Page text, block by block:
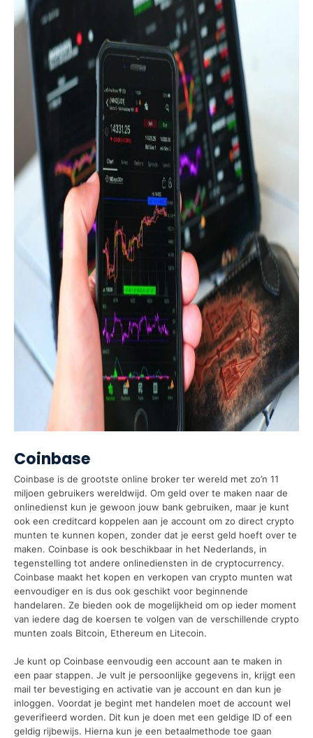
Coinbase
Coinbase is de grootste online broker ter wereld met zo’n 11
miljoen gebruikers wereldwijd. Om geld over te maken naar de
onlinedienst kun je gewoon jouw bank gebruiken, maar je kunt
ook een creditcard koppelen aan je account om zo direct crypto
munten te kunnen kopen, zonder dat je eerst geld hoeft over te
maken. Coinbase is ook beschikbaar in het Nederlands, in
tegenstelling tot andere onlinediensten in de cryptocurrency.
Coinbase maakt het kopen en verkopen van crypto munten wat
eenvoudiger en is dus ook geschikt voor beginnende
handelaren. Ze bieden ook de mogelijkheid om op ieder moment
van iedere dag de koersen te volgen van de verschillende crypto
munten zoals Bitcoin, Ethereum en Litecoin.
Je kunt op Coinbase eenvoudig een account aan te maken in
een paar stappen. Je vult je persoonlijke gegevens in, krijgt een
mail ter bevestiging en activatie van je account en dan kun je
inloggen. Voordat je begint met handelen moet de account wel
geverifieerd worden. Dit kun je doen met een geldige ID of een
geldig rijbewijs. Hierna kun je een betaalmethode toe gaan